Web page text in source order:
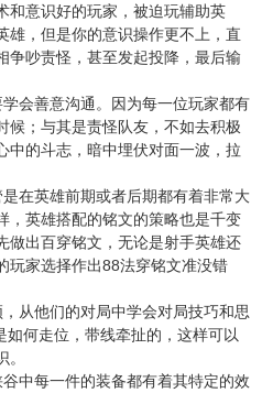
和意识好的玩家，被迫玩辅助英
雄，但是你的意识操作更不上，直
争吵责怪，甚至发起投降，最后输
会善意沟通。因为每一位玩家都有
候；与其是责怪队友，不如去积极
中的斗志，暗中埋伏对面一波，拉
在英雄前期或者后期都有着非常大
，英雄搭配的铭文的策略也是千变
做出百穿铭文，无论是射手英雄还
玩家选择作出88法穿铭文准没错
从他们的对局中学会对局技巧和思
何走位，带线牵扯的，这样可以
中每一件的装备都有着其特定的效